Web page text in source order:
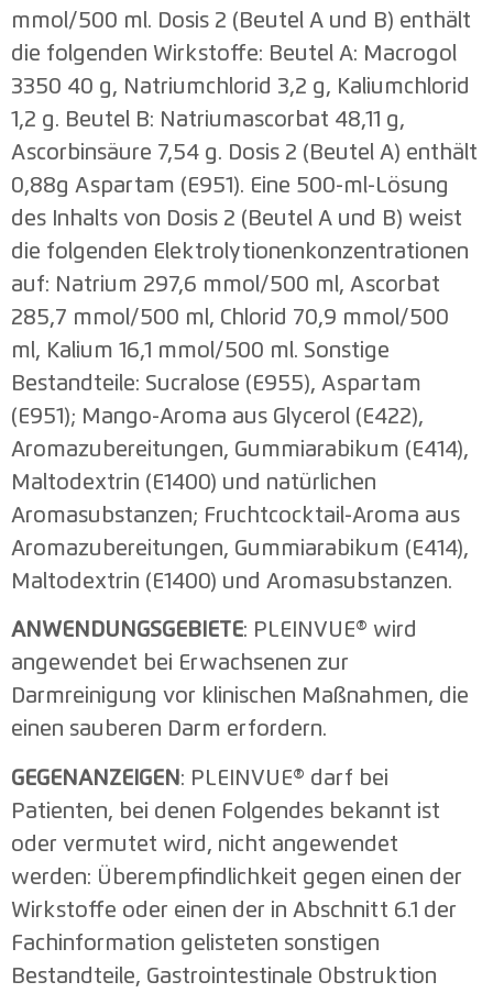
mmol/500 ml. Dosis 2 (Beutel A und B) enthält
die folgenden Wirkstoffe: Beutel A: Macrogol
3350 40 g, Natriumchlorid 3,2 g, Kaliumchlorid
1,2 g. Beutel B: Natriumascorbat 48,11 g,
Ascorbinsäure 7,54 g. Dosis 2 (Beutel A) enthält
0,88g Aspartam (E951). Eine 500-ml-Lösung
des Inhalts von Dosis 2 (Beutel A und B) weist
die folgenden Elektrolytionenkonzentrationen
auf: Natrium 297,6 mmol/500 ml, Ascorbat
285,7 mmol/500 ml, Chlorid 70,9 mmol/500
ml, Kalium 16,1 mmol/500 ml. Sonstige
Bestandteile: Sucralose (E955), Aspartam
(E951); Mango-Aroma aus Glycerol (E422),
Aromazubereitungen, Gummiarabikum (E414),
Maltodextrin (E1400) und natürlichen
Aromasubstanzen; Fruchtcocktail-Aroma aus
Aromazubereitungen, Gummiarabikum (E414),
Maltodextrin (E1400) und Aromasubstanzen.
ANWENDUNGSGEBIETE: PLEINVUE® wird
angewendet bei Erwachsenen zur
Darmreinigung vor klinischen Maßnahmen, die
einen sauberen Darm erfordern.
GEGENANZEIGEN : PLEINVUE® darf bei
Patienten, bei denen Folgendes bekannt ist
oder vermutet wird, nicht angewendet
werden: Überempfindlichkeit gegen einen der
Wirkstoffe oder einen der in Abschnitt 6.1 der
Fachinformation gelisteten sonstigen
Bestandteile, Gastrointestinale Obstruktion